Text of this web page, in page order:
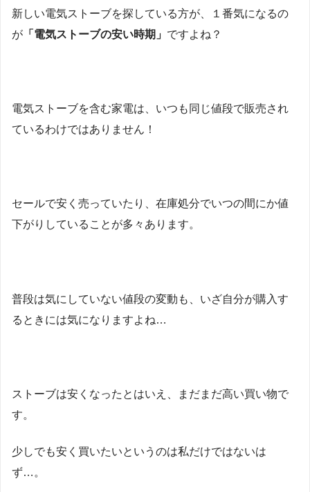
新しい電気ストーブを探している方が、１番気になるの
が 「電気ストーブの安い時期」 ですよね？
電気ストーブを含む家電は、いつも同じ値段で販売され
ているわけではありません！
セールで安く売っていたり、在庫処分でいつの間にか値
下がりしていることが多々あります。
普段は気にしていない値段の変動も、いざ自分が購入す
るときには気になりますよね…
ストーブは安くなったとはいえ、まだまだ高い買い物で
す。
少しでも安く買いたいというのは私だけではないは
ず…。